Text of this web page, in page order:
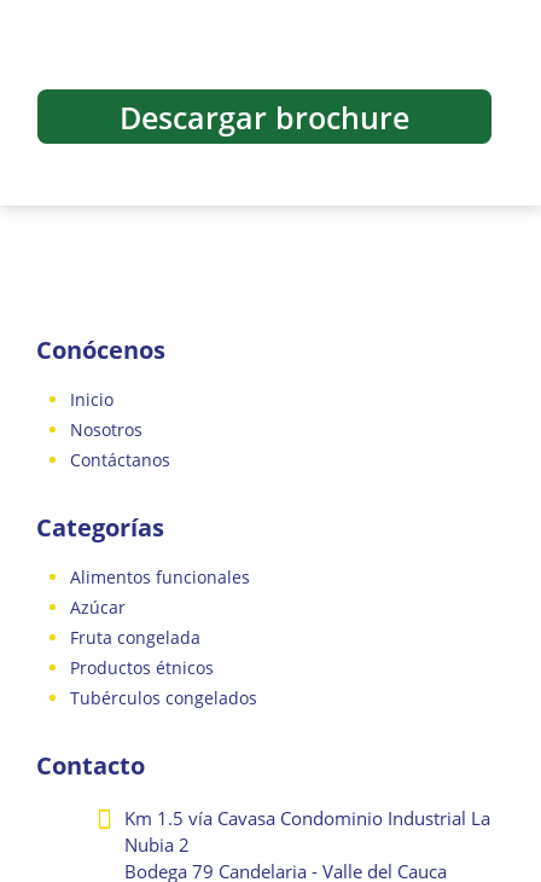
Descargar brochure
Conócenos
Inicio
Nosotros
Contáctanos
Categorías
Alimentos funcionales
Azúcar
Fruta congelada
Productos étnicos
Tubérculos congelados
Contacto
Km 1.5 vía Cavasa Condominio Industrial La
Nubia 2
Bodega 79 Candelaria - Valle del Cauca